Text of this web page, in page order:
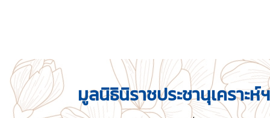
มูลนิธินิราชประชานุเคราะห์ฯ